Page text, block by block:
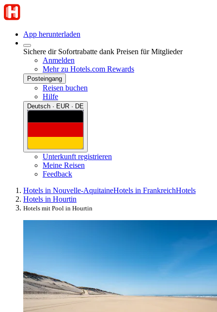
App herunterladen
Sichere dir Sofortrabatte dank Preisen für Mitglieder
Anmelden
Mehr zu Hotels.com Rewards
Posteingang
Reisen buchen
Hilfe
Deutsch · EUR · DE
Unterkunft registrieren
Meine Reisen
Feedback
Hotels in Nouvelle-AquitaineHotels in FrankreichHotels
Hotels in Hourtin
Hotels mit Pool in Hourtin